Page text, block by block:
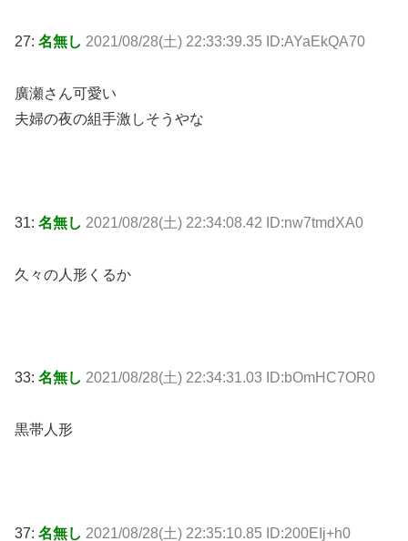
27: 名無し 2021/08/28(土) 22:33:39.35 ID:AYaEkQA70
廣瀬さん可愛い
夫婦の夜の組手激しそうやな
31: 名無し 2021/08/28(土) 22:34:08.42 ID:nw7tmdXA0
久々の人形くるか
33: 名無し 2021/08/28(土) 22:34:31.03 ID:bOmHC7OR0
黒帯人形
37: 名無し 2021/08/28(土) 22:35:10.85 ID:200EIj+h0